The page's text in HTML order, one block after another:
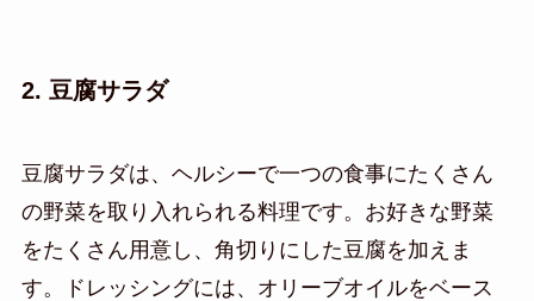
2. 豆腐サラダ
豆腐サラダは、ヘルシーで一つの食事にたくさん
の野菜を取り入れられる料理です。お好きな野菜
をたくさん用意し、角切りにした豆腐を加えま
す。ドレッシングには、オリーブオイルをベース